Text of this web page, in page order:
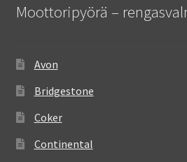
Moottoripyörä –
Avon
Bridgestone
Coker
Continental